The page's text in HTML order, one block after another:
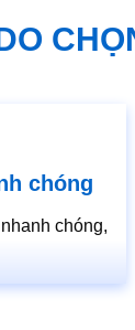
chóng
chóng,